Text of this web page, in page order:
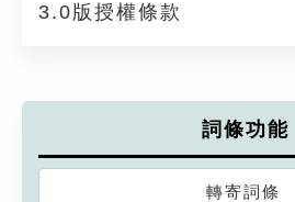
3.0版授權條款
詞條功能
轉寄詞條